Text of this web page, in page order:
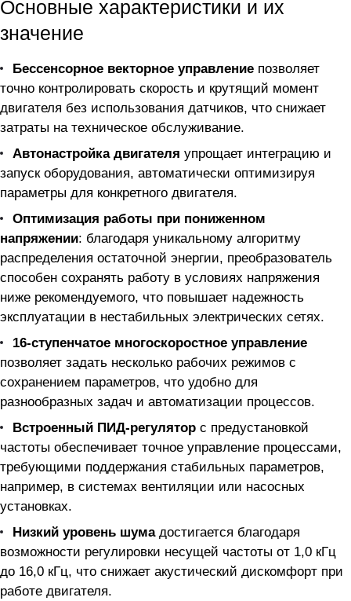
Основные характеристики и их
значение
Бессенсорное векторное управление позволяет
точно контролировать скорость и крутящий момент
двигателя без использования датчиков, что снижает
затраты на техническое обслуживание.
Автонастройка двигателя упрощает интеграцию и
запуск оборудования, автоматически оптимизируя
параметры для конкретного двигателя.
Оптимизация работы при пониженном
напряжении: благодаря уникальному алгоритму
распределения остаточной энергии, преобразователь
способен сохранять работу в условиях напряжения
ниже рекомендуемого, что повышает надежность
эксплуатации в нестабильных электрических сетях.
16-ступенчатое многоскоростное управление
позволяет задать несколько рабочих режимов с
сохранением параметров, что удобно для
разнообразных задач и автоматизации процессов.
Встроенный ПИД-регулятор с предустановкой
частоты обеспечивает точное управление процессами,
требующими поддержания стабильных параметров,
например, в системах вентиляции или насосных
установках.
Низкий уровень шумадостигается благодаря
возможности регулировки несущей частоты от 1,0 кГц
до 16,0 кГц, что снижает акустический дискомфорт при
работе двигателя.